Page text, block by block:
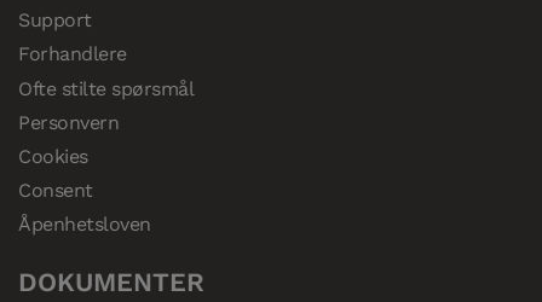
Support
Forhandlere
Ofte stilte spørsmål
Personvern
Cookies
Consent
Åpenhetsloven
DOKUMENTER